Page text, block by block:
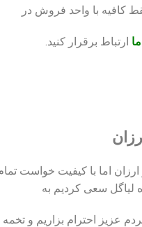
کافیه با واحد فروش در
ارتباط برقرار کنید.
ارزان اما با کیفیت خواست
لیاگل سعی کردیم به
عزیز احترام بزاریم و تخمه